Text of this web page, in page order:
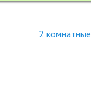
2 комнатные